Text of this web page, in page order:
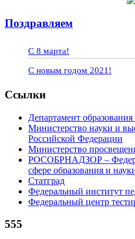
Поздравляем
С 8 марта!
С новым годом 2021!
Ссылки
Департамент
Министерство науки и
Российской Федерации
Министерство
РОСОБРНАДЗОР –
сфере образования и
Статград
Федеральный институт
Федеральный центр
555